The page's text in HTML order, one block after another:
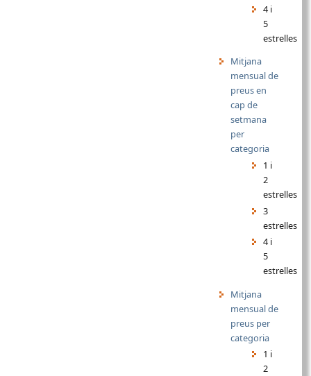
4 i
5
estrelles
Mitjana
mensual de
preus en
cap de
setmana
per
categoria
1 i
2
estrelles
3
estrelles
4 i
5
estrelles
Mitjana
mensual de
preus per
categoria
1 i
2